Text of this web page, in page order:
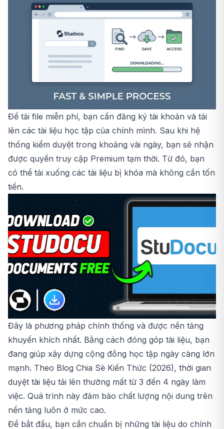
Để tải file miễn phí, bạn cần đăng ký tài khoản và tải
lên các tài liệu học tập của chính mình. Sau khi hệ
thống kiểm duyệt trong khoảng vài ngày, bạn sẽ nhận
được quyền truy cập Premium tạm thời. Từ đó, bạn
có thể tải xuống các tài liệu bị khóa mà không cần tốn
tiền.
Đây là phương pháp chính thống và được nền tảng
khuyến khích nhất. Bằng cách đóng góp tài liệu, bạn
đang giúp xây dựng cộng đồng học tập ngày càng lớn
mạnh. Theo Blog Chia Sẻ Kiến Thức (2026), thời gian
duyệt tài liệu tải lên thường mất từ 3 đến 4 ngày làm
việc. Quá trình này đảm bảo chất lượng nội dung trên
nền tảng luôn ở mức cao.
Để bắt đầu, bạn cần chuẩn bị những tài liệu do chính